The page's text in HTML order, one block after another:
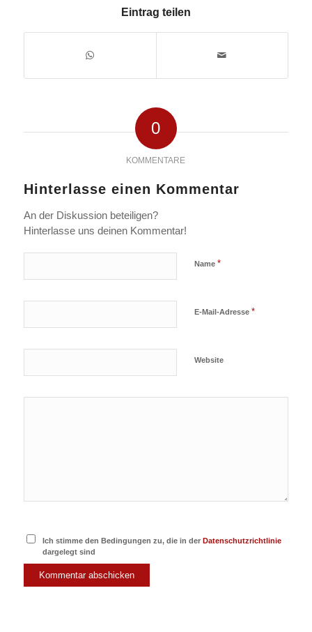
Eintrag teilen
0
KOMMENTARE
Hinterlasse einen Kommentar
An der Diskussion beteiligen?
Hinterlasse uns deinen Kommentar!
Name *
E-Mail-Adresse *
Website
Ich stimme den Bedingungen zu, die in derDatenschutzrichtlinie
dargelegt sind